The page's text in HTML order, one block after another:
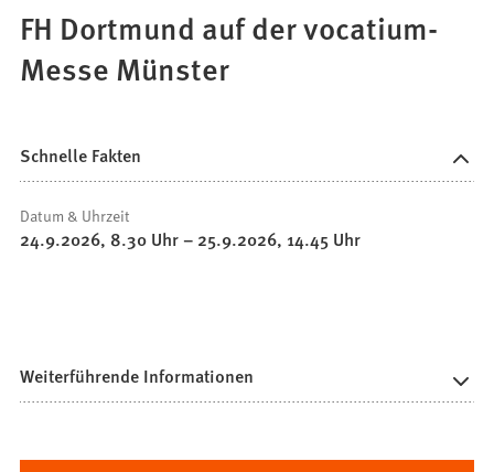
Bewerbung
FH Dortmund auf der vocatium-
Messe Münster
Schnelle Fakten
Datum & Uhrzeit
24.9.2026 8.30 Uhr– 25.9.2026 14.45 Uhr
Weiterführende Informationen